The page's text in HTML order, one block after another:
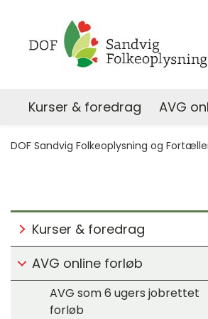
Kurser & foredrag AVG
DOF Sandvig Folkeoplysning og
Kurser & foredrag
AVG online forløb
AVG som 6 ugers jobrettet
forløb